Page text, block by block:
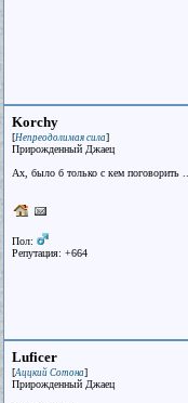
Korchy
[Непреодолимая сила]
Прирожденный Джаец
Ах, было б только с кем поговорить ...
Пол:
Репутация: +664
Luficer
[Аццкий Сотона]
Прирожденный Джаец